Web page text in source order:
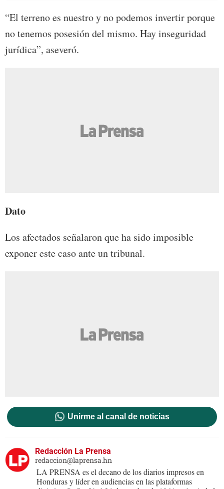
“El terreno es nuestro y no podemos invertir porque
no tenemos posesión del mismo. Hay inseguridad
jurídica”, aseveró.
Dato
Los afectados señalaron que ha sido imposible
exponer este caso ante un tribunal.
Unirme al canal de noticias
Redacción La Prensa
redaccion@laprensa.hn
LA PRENSA es el decano de los diarios impresos en
Honduras y líder en audiencias en las plataformas